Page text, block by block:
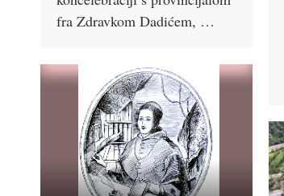
fra Zdravkom Dadićem, …